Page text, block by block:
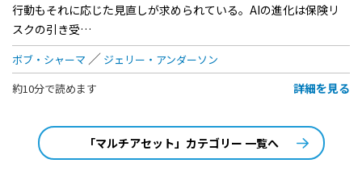
行動もそれに応じた見直しが求められている。AIの進化は保険リ
スクの引き受…
ボブ・シャーマ
ジェリー・アンダーソン
約10分で読めます
詳細を見る
「マルチアセット」カテゴリー 一覧へ